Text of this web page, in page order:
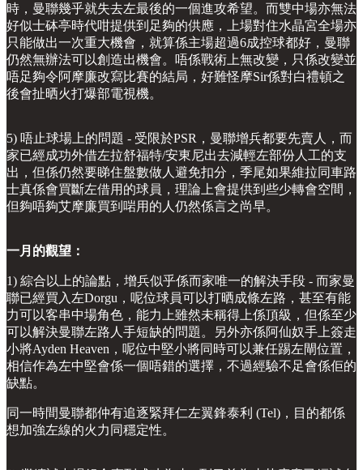
時，曼聯幾乎就失去左最後的一個進攻希望。而雙中場亦無法
好似士砵亭時代咁提供到足夠的供應，上場對住水晶宮全場亦
只能做出一次重大機會，就算係主場超過6成控球都好，曼聯
仍然無辦法可以創造出機會。唔係戰術上無改變，只係改變並
唔足夠令阿摩廉改寫比賽的結局，好難怪摩Sir係對白禮頓之
後會扯晒火打爆部電視機。
5) 唔止球場上的問題 - 受限於PSR，曼聯增兵都要先賣人，而
家已經成功外借左拉舒福特/安東尼出去減輕左部份人工的支
出，但係仍然要睇住盤數做人避免扣分，季尾如果維拉同車路
士真係會買斷左借用的球員，理論上會提供到些少轉會空間，
但夠唔夠艾摩廉買到啱用的人仍然係言之尚早。
一月的觀望：
1) 綜合以上的論點，增兵似乎係而家唯一的解決手段 - 而家曼
聯已經買入左Dorgu，呢位球員可以打晒成條左路，甚至有能
力可以客串中場角色，能力上雖然未稱得上係頂級，但係至少
可以解決曼聯左路人手短缺的問題。另外亦係阿仙奴手上簽走
小將Ayden Heaven，呢位中堅小將同時可以兼任踢左閘位置，
相信作為左中堅會係一個唔錯的選擇，不過經驗不足會係佢的
缺點。
同一時間曼聯都仲有追逐緊拜仁左翼鋒泰利 (Tel)，目的都係
想加強左線的火力同穩定性。